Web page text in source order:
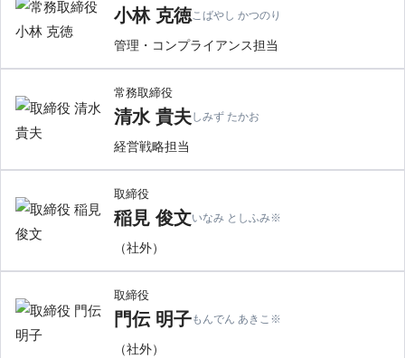
小林 克徳こばやし かつのり
管理・コンプライアンス担当
常務取締役
清水 貴夫しみず たかお
経営戦略担当
取締役
稲見 俊文いなみ としふみ※
（社外）
取締役
門伝 明子もんでん あきこ ※
（社外）